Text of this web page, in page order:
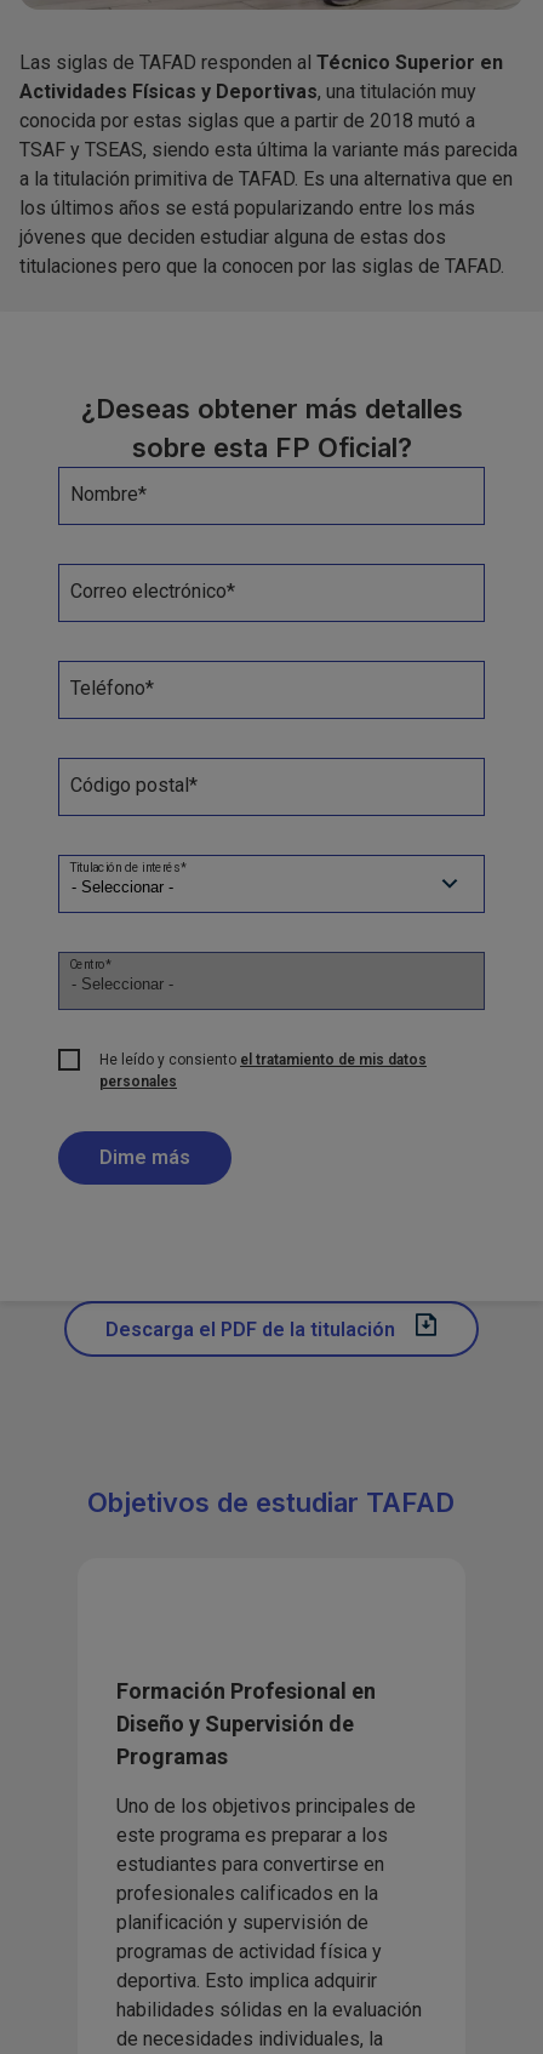
Las siglas de TAFAD responden al Técnico Superior en
Actividades Físicas y Deportivas, una titulación muy
conocida por estas siglas que a partir de 2018 mutó a
TSAF y TSEAS, siendo esta última la variante más parecida
a la titulación primitiva de TAFAD. Es una alternativa que en
los últimos años se está popularizando entre los más
jóvenes que deciden estudiar alguna de estas dos
titulaciones pero que la conocen por las siglas de TAFAD.
¿Deseas obtener más detalles
sobre esta FP Oficial?
Nombre*
Correo electrónico*
Teléfono*
Código postal*
Titulación de interés*
Centro*
He leído y consiento el tratamiento de mis datos
personales
Descarga el PDF de la titulación
Objetivos de estudiar TAFAD
Formación Profesional en
Diseño y Supervisión de
Programas
Uno de los objetivos principales de
este programa es preparar a los
estudiantes para convertirse en
profesionales calificados en la
planificación y supervisión de
programas de actividad física y
deportiva. Esto implica adquirir
habilidades sólidas en la evaluación
de necesidades individuales, la